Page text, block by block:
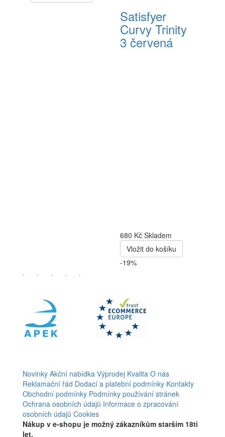
Satisfyer
Curvy Trinity
3 červená
680 Kč Skladem
Vložit do košíku
-19%
.
. . . .
Novinky Akční nabídka Výprodej Kvalita O nás
Reklamační řád Dodací a platební podmínky Kontakty
Obchodní podmínky Podmínky používání stránek
Ochrana osobních údajů Informace o zpracování
osobních údajů Cookies
Nákup v e-shopu je možný zákazníkům starším 18ti
let.